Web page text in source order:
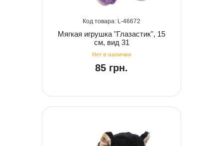
46672
Мягкая игрушка "Глазастик", 15
см, вид 31
85 грн.